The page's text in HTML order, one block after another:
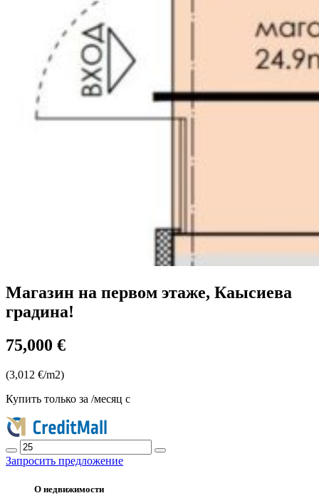
Магазин на первом этаже, Каысиева
градина!
75,000 €
(3,012 €/m2)
Купить только за /месяц с
Запросить предложение
О недвижимости